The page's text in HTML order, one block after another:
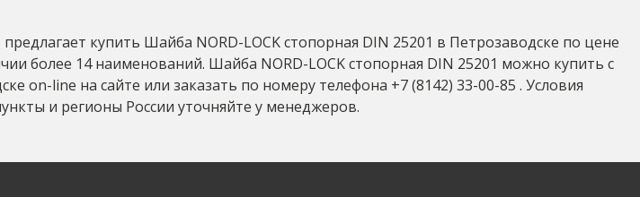
купить Шайба NORD-LOCK стопорная DIN 25201 в Петрозаводске по цене
более 14 наименований. Шайба NORD-LOCK стопорная DIN 25201 можно купить с
on-line на сайте или заказать по номеру телефона +7 (8142) 33-00-85 . Условия
и регионы России уточняйте у менеджеров.